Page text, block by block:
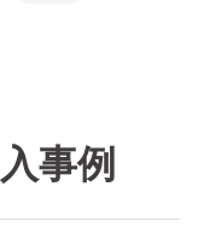
事例